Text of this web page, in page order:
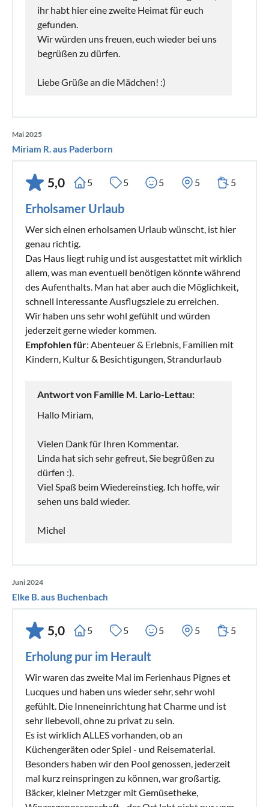
ihr habt hier eine zweite Heimat für euch
gefunden.
Wir würden uns freuen, euch wieder bei uns
begrüßen zu dürfen.
Liebe Grüße an die Mädchen! :)
Mai 2025
Miriam R. aus Paderborn
5,0 5 5 5 5 5
Erholsamer Urlaub
Wer sich einen erholsamen Urlaub wünscht, ist hier
genau richtig.
Das Haus liegt ruhig und ist ausgestattet mit wirklich
allem, was man eventuell benötigen könnte während
des Aufenthalts. Man hat aber auch die Möglichkeit,
schnell interessante Ausflugsziele zu erreichen.
Wir haben uns sehr wohl gefühlt und würden
jederzeit gerne wieder kommen.
Empfohlen für: Abenteuer & Erlebnis, Familien mit
Kindern, Kultur & Besichtigungen, Strandurlaub
Antwort von Familie M. Lario-Lettau:
Hallo Miriam,
Vielen Dank für Ihren Kommentar.
Linda hat sich sehr gefreut, Sie begrüßen zu
dürfen :).
Viel Spaß beim Wiedereinstieg. Ich hoffe, wir
sehen uns bald wieder.
Michel
Juni 2024
Elke B. aus Buchenbach
5,0 5 5 5 5 5
Erholung pur im Herault
Wir waren das zweite Mal im Ferienhaus Pignes et
Lucques und haben uns wieder sehr, sehr wohl
gefühlt. Die Inneneinrichtung hat Charme und ist
sehr liebevoll, ohne zu privat zu sein.
Es ist wirklich ALLES vorhanden, ob an
Küchengeräten oder Spiel - und Reisematerial.
Besonders haben wir den Pool genossen, jederzeit
mal kurz reinspringen zu können, war großartig.
Bäcker, kleiner Metzger mit Gemüsetheke,